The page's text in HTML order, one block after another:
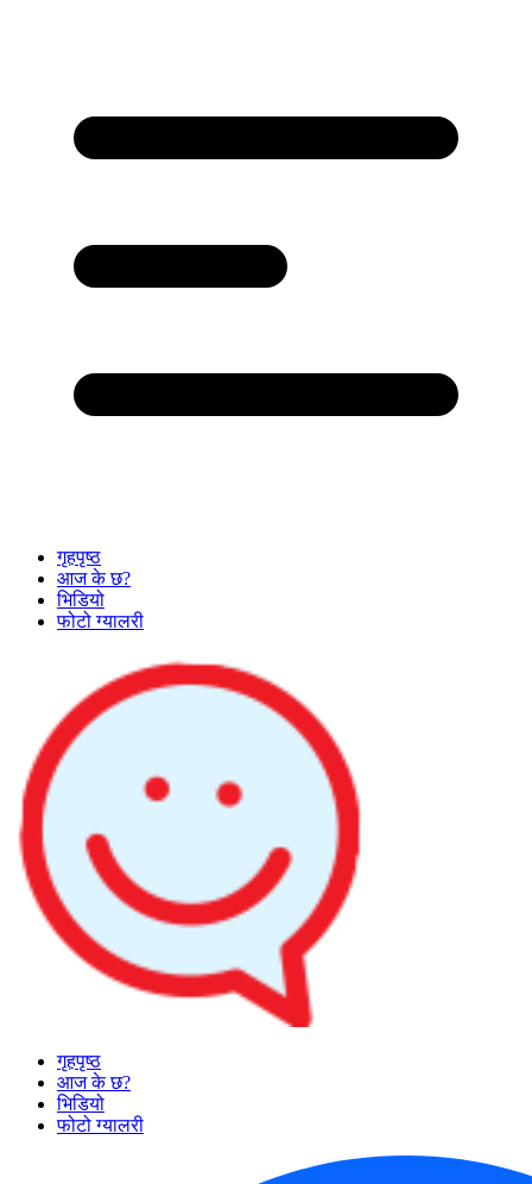
गृहपृष्ठ
आज के छ?
भिडियो
फोटो ग्यालरी
गृहपृष्ठ
आज के छ?
भिडियो
फोटो ग्यालरी